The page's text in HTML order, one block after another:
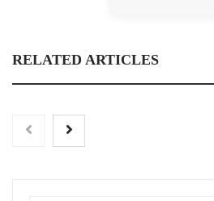
RELATED ARTICLES